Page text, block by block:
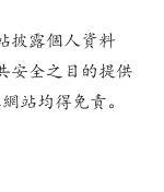
披露個人資料
安全之目的提供
站均得免責。